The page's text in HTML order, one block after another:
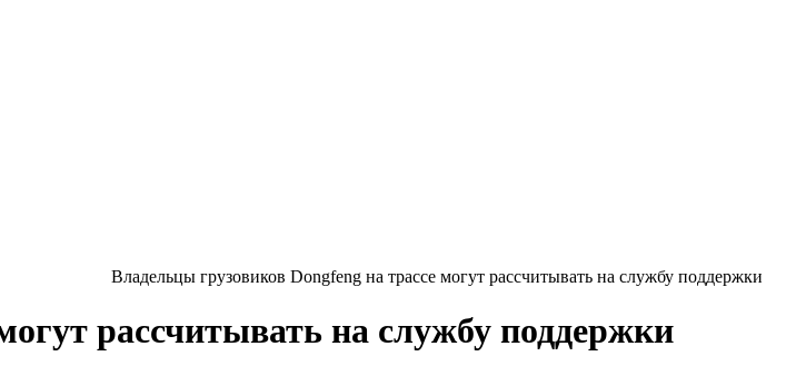
Владельцы грузовиков Dongfeng на трассе могут рассчитывать на службу поддержки
рассчитывать на службу поддержки